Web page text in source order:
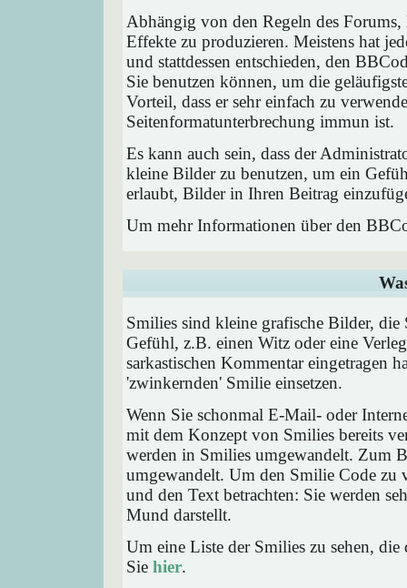
Abhängig von den Regeln des
Effekte zu produzieren. Meistens hat
und stattdessen entschieden, den
Sie benutzen können, um die
Vorteil, dass er sehr einfach zu
Seitenformatunterbrechung immun ist.
Es kann auch sein, dass der
kleine Bilder zu benutzen, um ein
erlaubt, Bilder in Ihren Beitrag
Um mehr Informationen über den
Smilies sind kleine grafische Bilder,
Gefühl, z.B. einen Witz oder eine
sarkastischen Kommentar eingetragen
'zwinkernden' Smilie einsetzen.
Wenn Sie schonmal E-Mail- oder
mit dem Konzept von Smilies bereits
werden in Smilies umgewandelt. Zum
umgewandelt. Um den Smilie Code zu
und den Text betrachten: Sie werden
Mund darstellt.
Um eine Liste der Smilies zu sehen,
Sie hier.